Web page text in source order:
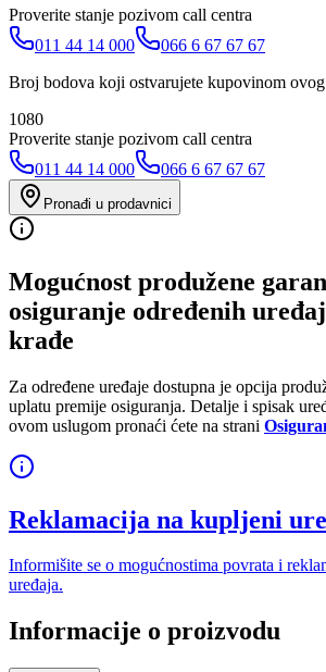
Proverite stanje pozivom call centra
011 44 14 000
066 6 67 67 67
Broj bodova koji ostvarujete kupovinom
1080
Proverite stanje pozivom call centra
011 44 14 000
066 6 67 67 67
Pronađi u prodavnici
Mogućnost produžene
osiguranje određenih
krađe
Za određene uređaje dostupna je opcija
uplatu premije osiguranja. Detalje i spisak
ovom uslugom pronaći ćete na strani
Reklamacija na kupljeni
Informišite se o mogućnostima povrata i
uređaja.
Informacije o proizvodu